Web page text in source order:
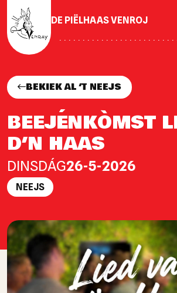
DE PIËLHAAS VENROJ
BEKIEK AL ‘T NEEJS
BEEJÉNKÒMST
D’N HAAS
DINSDÁG26-5-2026
NEEJS